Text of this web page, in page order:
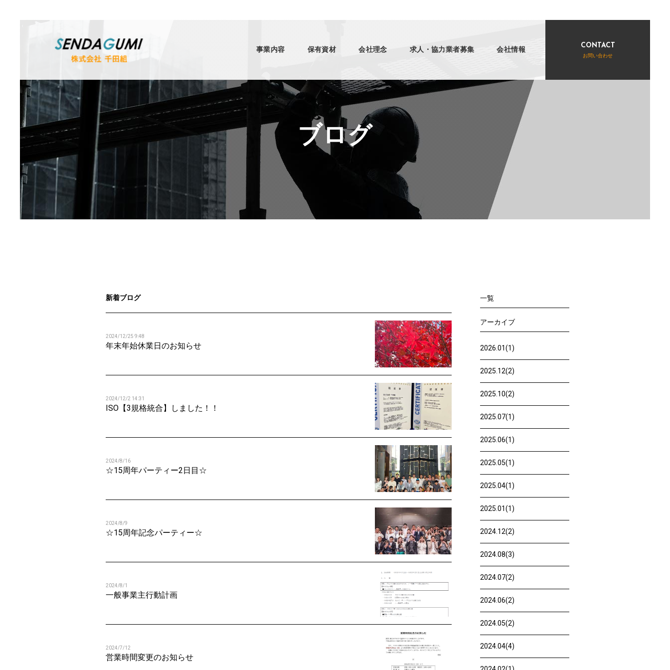
ブログ
新着ブログ
2024/12/25 9:48
年末年始休業日のお知らせ
2024/12/2 14:31
ISO【3規格統合】しました！！
2024/8/16
☆15周年パーティー2日目☆
2024/8/9
☆15周年記念パーティー☆
2024/8/1
一般事業主行動計画
2024/7/12
営業時間変更のお知らせ
一覧
アーカイブ
2026.01(1)
2025.12(2)
2025.10(2)
2025.07(1)
2025.06(1)
2025.05(1)
2025.04(1)
2025.01(1)
2024.12(2)
2024.08(3)
2024.07(2)
2024.06(2)
2024.05(2)
2024.04(4)
事業内容 保有資材 会社理念 求人・協力業者募集 会社情報
CONTACT
お問い合わせ